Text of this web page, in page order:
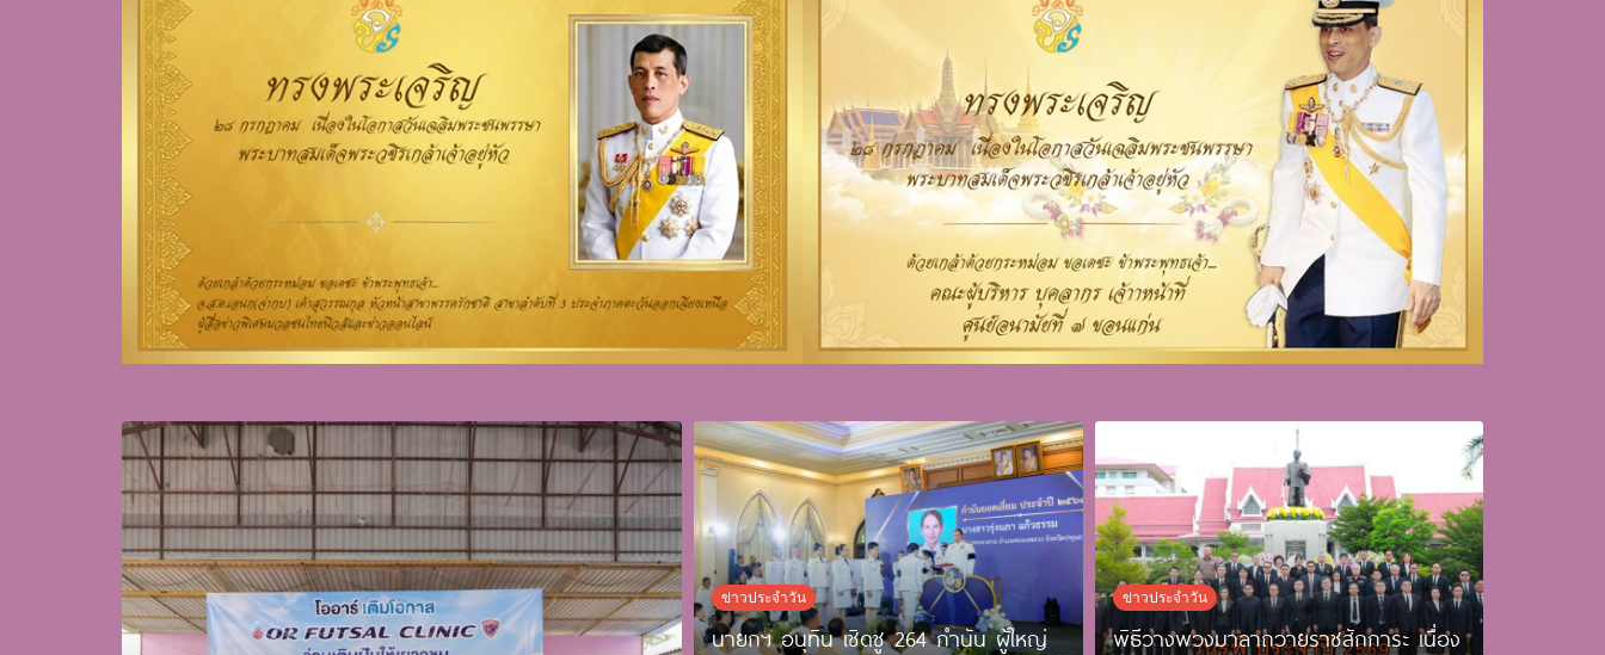
ข่าวประจำวัน
นายกฯ อนุทิน เชิดชู 264 กำนัน ผู้ใหญ่
ข่าวประจำวัน
พิธีวางพวงมาลาถวายราชสักการะ เนื่อง